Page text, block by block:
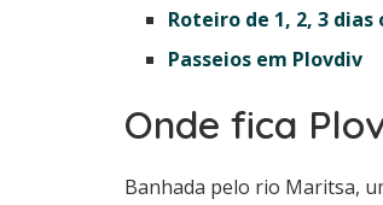
Roteiro de 1, 2, 3 dias
Passeios em Plovdiv
Onde fica
Banhada pelo rio Maritsa,